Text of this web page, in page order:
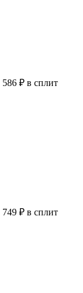
586 ₽ в сплит
749 ₽ в сплит